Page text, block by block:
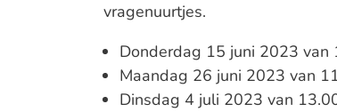
vragenuurtjes.
Donderdag 15 juni 2023
Maandag 26 juni 2023 van
Dinsdag 4 juli 2023 van